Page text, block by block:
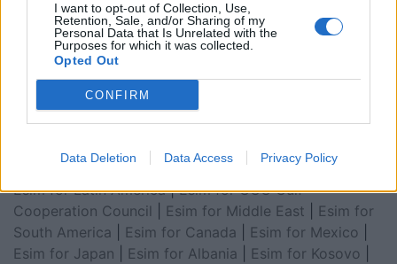
I want to opt-out of Collection, Use,
Retention, Sale, and/or Sharing of my
Personal Data that Is Unrelated with the
Purposes for which it was collected.
Opted Out
CONFIRM
Data Deletion Data Access Privacy Policy
Esim for Global|Esim for Europe|Esim for Caribbean
Esim for USA|
for Turkey|Esim for Germany|Esim for Greece|Esim
for Asia
Esim for World Cup 2026
Arabia|Esim for Egypt|Esim for United Arab
Esim for Balkans Esim for Morocco
Esim for United Kingdom Esim for Africa
Esim for Latin America|Esim for GCC Gulf
Cooperation Council
Esim for Middle East
Esim for
South America
Esim for Canada Esim for Mexico
Esim for Japan
Esim for Albania Esim for Kosovo